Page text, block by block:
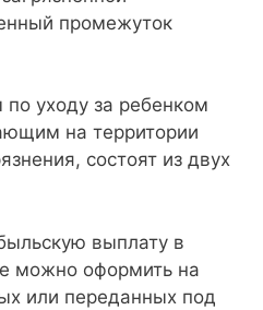
промежуток
уходу за ребенком
на территории
состоят из двух
выплату в
можно оформить на
или переданных под